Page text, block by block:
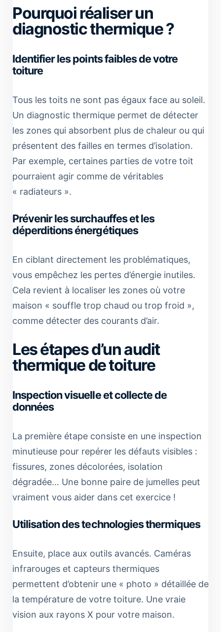
Pourquoi réaliser un
diagnostic thermique ?
Identifier les points faibles de votre
toiture
Tous les toits ne sont pas égaux face au soleil.
Un diagnostic thermique permet de détecter
les zones qui absorbent plus de chaleur ou qui
présentent des failles en termes d’isolation.
Par exemple, certaines parties de votre toit
pourraient agir comme de véritables
« radiateurs ».
Prévenir les surchauffes et les
déperditions énergétiques
En ciblant directement les problématiques,
vous empêchez les pertes d’énergie inutiles.
Cela revient à localiser les zones où votre
maison « souffle trop chaud ou trop froid »,
comme détecter des courants d’air.
Les étapes d’un audit
thermique de toiture
Inspection visuelle et collecte de
données
La première étape consiste en une inspection
minutieuse pour repérer les défauts visibles :
fissures, zones décolorées, isolation
dégradée… Une bonne paire de jumelles peut
vraiment vous aider dans cet exercice !
Utilisation des technologies thermiques
Ensuite, place aux outils avancés. Caméras
infrarouges et capteurs thermiques
permettent d’obtenir une « photo » détaillée de
la température de votre toiture. Une vraie
vision aux rayons X pour votre maison.